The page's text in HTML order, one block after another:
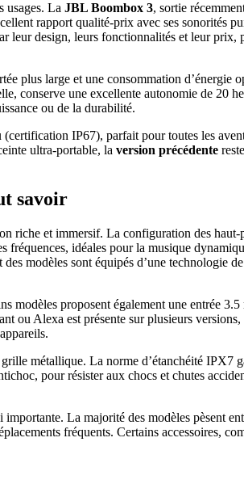
usages. La JBL Boombox 3, sortie
rapport qualité-prix avec ses sonorités
leur design, leurs fonctionnalités et leur prix,
plus large et une consommation d’énergie
conserve une excellente autonomie de 20
ou de la durabilité.
(certification IP67), parfait pour toutes les
ultra-portable, la version précédente
savoir
riche et immersif. La configuration des
fréquences, idéales pour la musique
modèles sont équipés d’une technologie
modèles proposent également une entrée
ou Alexa est présente sur plusieurs
métallique. La norme d’étanchéité IPX7
pour résister aux chocs et chutes
La majorité des modèles pèsent
fréquents. Certains accessoires,